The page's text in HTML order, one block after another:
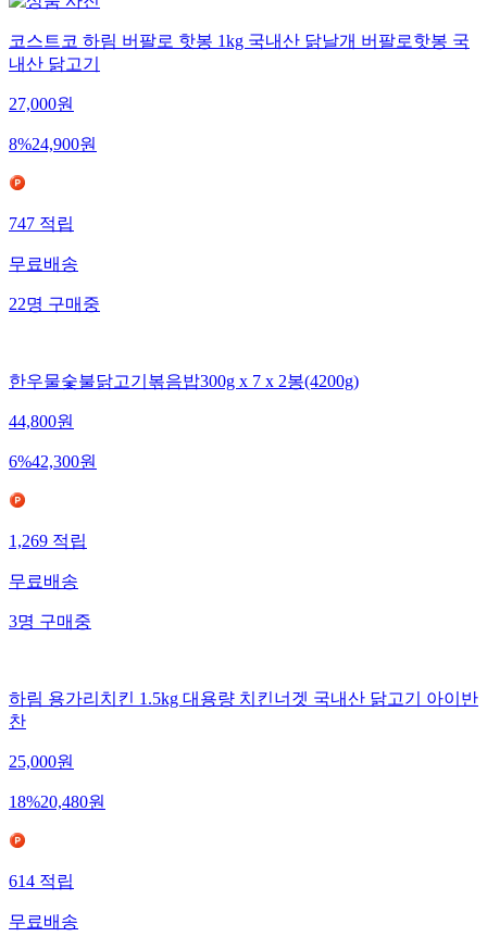
코스트코 하림 버팔로 핫봉 1kg 국내산 닭날개 버팔로핫봉 국
내산 닭고기
27,000원
8%24,900원
747 적립
무료배송
22명 구매중
한우물숯불닭고기볶음밥300g x 7 x 2봉(4200g)
44,800원
6%42,300원
1,269 적립
무료배송
3명 구매중
하림 용가리치킨 1.5kg 대용량 치킨너겟 국내산 닭고기 아이반
찬
25,000원
18%20,480원
614적립
무료배송